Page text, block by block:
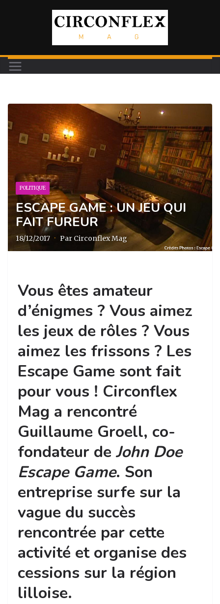
POLITIQUE
ESCAPE GAME : UN JEU QUI
FAIT FUREUR
18/12/2017 · Par Circonflex Mag
Vous êtes amateur
d’énigmes ? Vous aimez
les jeux de rôles ? Vous
aimez les frissons ? Les
Escape Game sont fait
pour vous ! Circonflex
Mag a rencontré
Guillaume Groell, co-
fondateur de John Doe
Escape Game. Son
entreprise surfe sur la
vague du succès
rencontrée par cette
activité et organise des
cessions sur la région
lilloise.